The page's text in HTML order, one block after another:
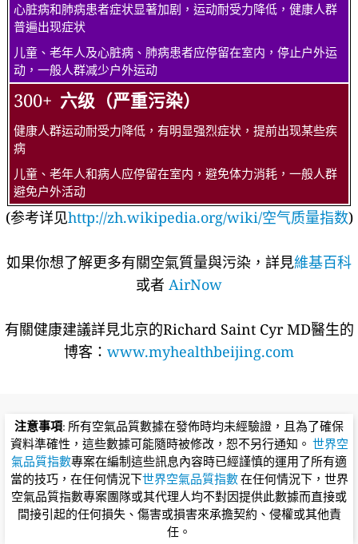
心脏病和肺病患者症状显著加剧，运动耐受力降低，健康人群
普遍出现症状
儿童、老年人及心脏病、肺病患者应停留在室内，停止户外运
动，一般人群减少户外运动
300+ 六级（严重污染）
健康人群运动耐受力降低，有明显强烈症状，提前出现某些疾
病
儿童、老年人和病人应停留在室内，避免体力消耗，一般人群
避免户外活动
(参考详见http://zh.wikipedia.org/wiki/空气质量指数)
如果你想了解更多有關空氣質量與污染，詳見維基百科
或者 AirNow
有關健康建議詳​​見北京的Richard Saint Cyr MD醫生的
博客： www.myhealthbeijing.com
注意事項: 所有空氣品質數據在發佈時均未經驗證，且為了確保
資料準確性，這些數據可能隨時被修改，恕不另行通知。 世界空
氣品質指數專案在編制這些訊息內容時已經謹慎的運用了所有適
當的技巧，在任何情況下世界空氣品質指數在任何情況下，世界
空氣品質指數專案團隊或其代理人均不對因提供此數據而直接或
間接引起的任何損失、傷害或損害來承擔契約、侵權或其他責
任。